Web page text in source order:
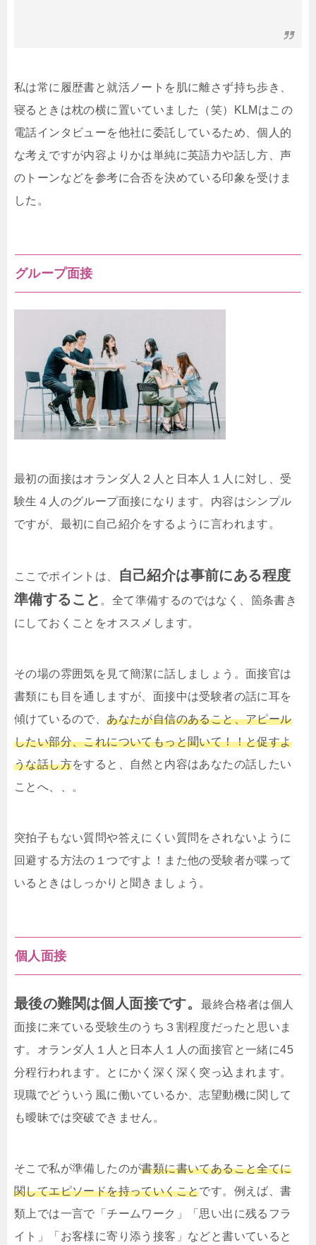
私は常に履歴書と就活ノートを肌に離さず持ち歩き、
寝るときは枕の横に置いていました（笑）KLMはこの
電話インタビューを他社に委託しているため、個人的
な考えですが内容よりかは単純に英語力や話し方、声
のトーンなどを参考に合否を決めている印象を受けま
した。
グループ面接
最初の面接はオランダ人２人と日本人１人に対し、受
験生４人のグループ面接になります。内容はシンプル
ですが、最初に自己紹介をするように言われます。
ここでポイントは、
自己紹介は事前にある程度
準備すること 。全て準備するのではなく、箇条書き
にしておくことをオススメします。
その場の雰囲気を見て簡潔に話しましょう。面接官は
書類にも目を通しますが、面接中は受験者の話に耳を
傾けているので、あなたが自信のあること、アピール
したい部分、これについてもっと聞いて！！と促すよ
うな話し方をすると、自然と内容はあなたの話したい
ことへ、、。
突拍子もない質問や答えにくい質問をされないように
回避する方法の１つですよ！また他の受験者が喋って
いるときはしっかりと聞きましょう。
個人面接
最後の難関は個人面接です。最終合格者は個人
面接に来ている受験生のうち３割程度だったと思いま
す。オランダ人１人と日本人１人の面接官と一緒に45
分程行われます。とにかく深く深く突っ込まれます。
現職でどういう風に働いているか、志望動機に関して
も曖昧では突破できません。
そこで私が準備したのが書類に書いてあること全てに
関してエピソードを持っていくことです。例えば、書
類上では一言で「チームワーク」「思い出に残るフラ
イト」「お客様に寄り添う接客」などと書いていると